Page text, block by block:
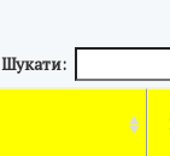
Шукати: